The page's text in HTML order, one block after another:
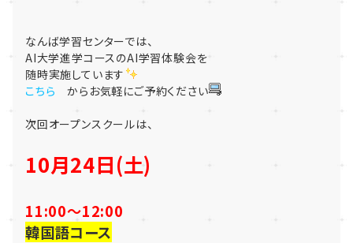
なんば学習センターでは、
AI大学進学コースのAI学習体験会を
随時実施しています
こちら からお気軽にご予約ください
次回オープンスクールは、
10月24日(土)
11:00～12:00
韓国語コース